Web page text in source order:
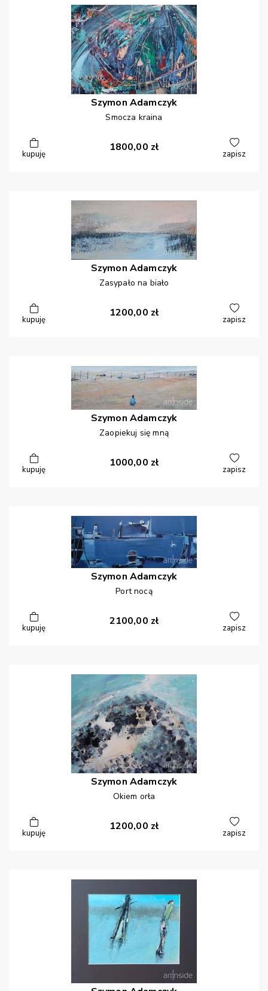
Szymon Adamczyk
Smocza kraina
kupuję
1800,00 zł
zapisz
Szymon Adamczyk
Zasypało na biało
kupuję
1200,00 zł
zapisz
Szymon Adamczyk
Zaopiekuj się mną
kupuję
1000,00 zł
zapisz
Szymon Adamczyk
Port nocą
kupuję
2100,00 zł
zapisz
Szymon Adamczyk
Okiem orła
kupuję
1200,00 zł
zapisz